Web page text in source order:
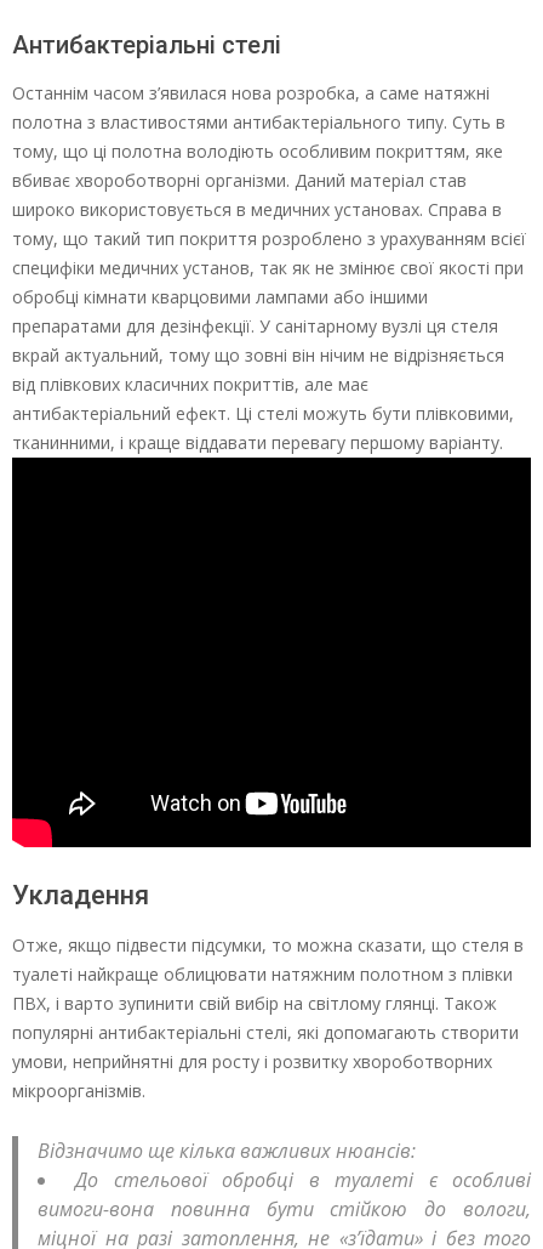
Антибактеріальні стелі
Останнім часом з’явилася нова розробка, а саме натяжні
полотна з властивостями антибактеріального типу. Суть в
тому, що ці полотна володіють особливим покриттям, яке
вбиває хвороботворні організми. Даний матеріал став
широко використовується в медичних установах. Справа в
тому, що такий тип покриття розроблено з урахуванням всієї
специфіки медичних установ, так як не змінює свої якості при
обробці кімнати кварцовими лампами або іншими
препаратами для дезінфекції. У санітарному вузлі ця стеля
вкрай актуальний, тому що зовні він нічим не відрізняється
від плівкових класичних покриттів, але має
антибактеріальний ефект. Ці стелі можуть бути плівковими,
тканинними, і краще віддавати перевагу першому варіанту.
Укладення
Отже, якщо підвести підсумки, то можна сказати, що стеля в
туалеті найкраще облицювати натяжним полотном з плівки
ПВХ, і варто зупинити свій вибір на світлому глянці. Також
популярні антибактеріальні стелі, які допомагають створити
умови, неприйнятні для росту і розвитку хвороботворних
мікроорганізмів.
Відзначимо ще кілька важливих нюансів:
До стельової обробці в туалеті є особливі
вимоги-вона повинна бути стійкою до вологи,
міцної на разі затоплення, не «з’їдати» і без того